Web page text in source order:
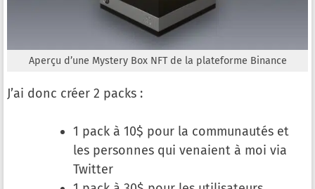
Aperçu d’une Mystery Box NFT de la plateforme Binance
J’ai donc créer 2 packs :
1 pack à 10$ pour la communautés et
les personnes qui venaient à moi via
Twitter